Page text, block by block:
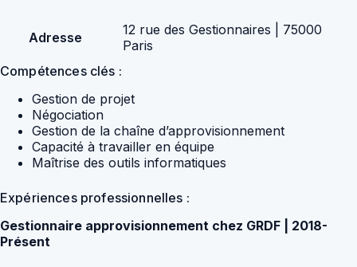
Adresse
12 rue des Gestionnaires | 75000
Paris
Compétences clés :
Gestion de projet
Négociation
Gestion de la chaîne d’approvisionnement
Capacité à travailler en équipe
Maîtrise des outils informatiques
Expériences professionnelles :
Gestionnaire approvisionnement chez GRDF | 2018-
Présent